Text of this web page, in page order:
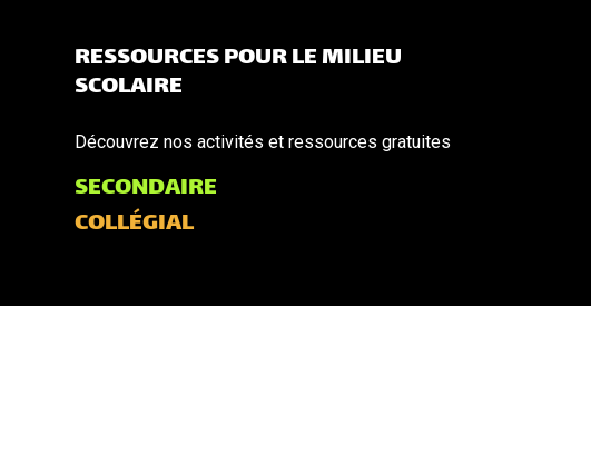
RESSOURCES POUR LE MILIEU
SCOLAIRE
Découvrez nos activités et ressources gratuites
SECONDAIRE
COLLÉGIAL